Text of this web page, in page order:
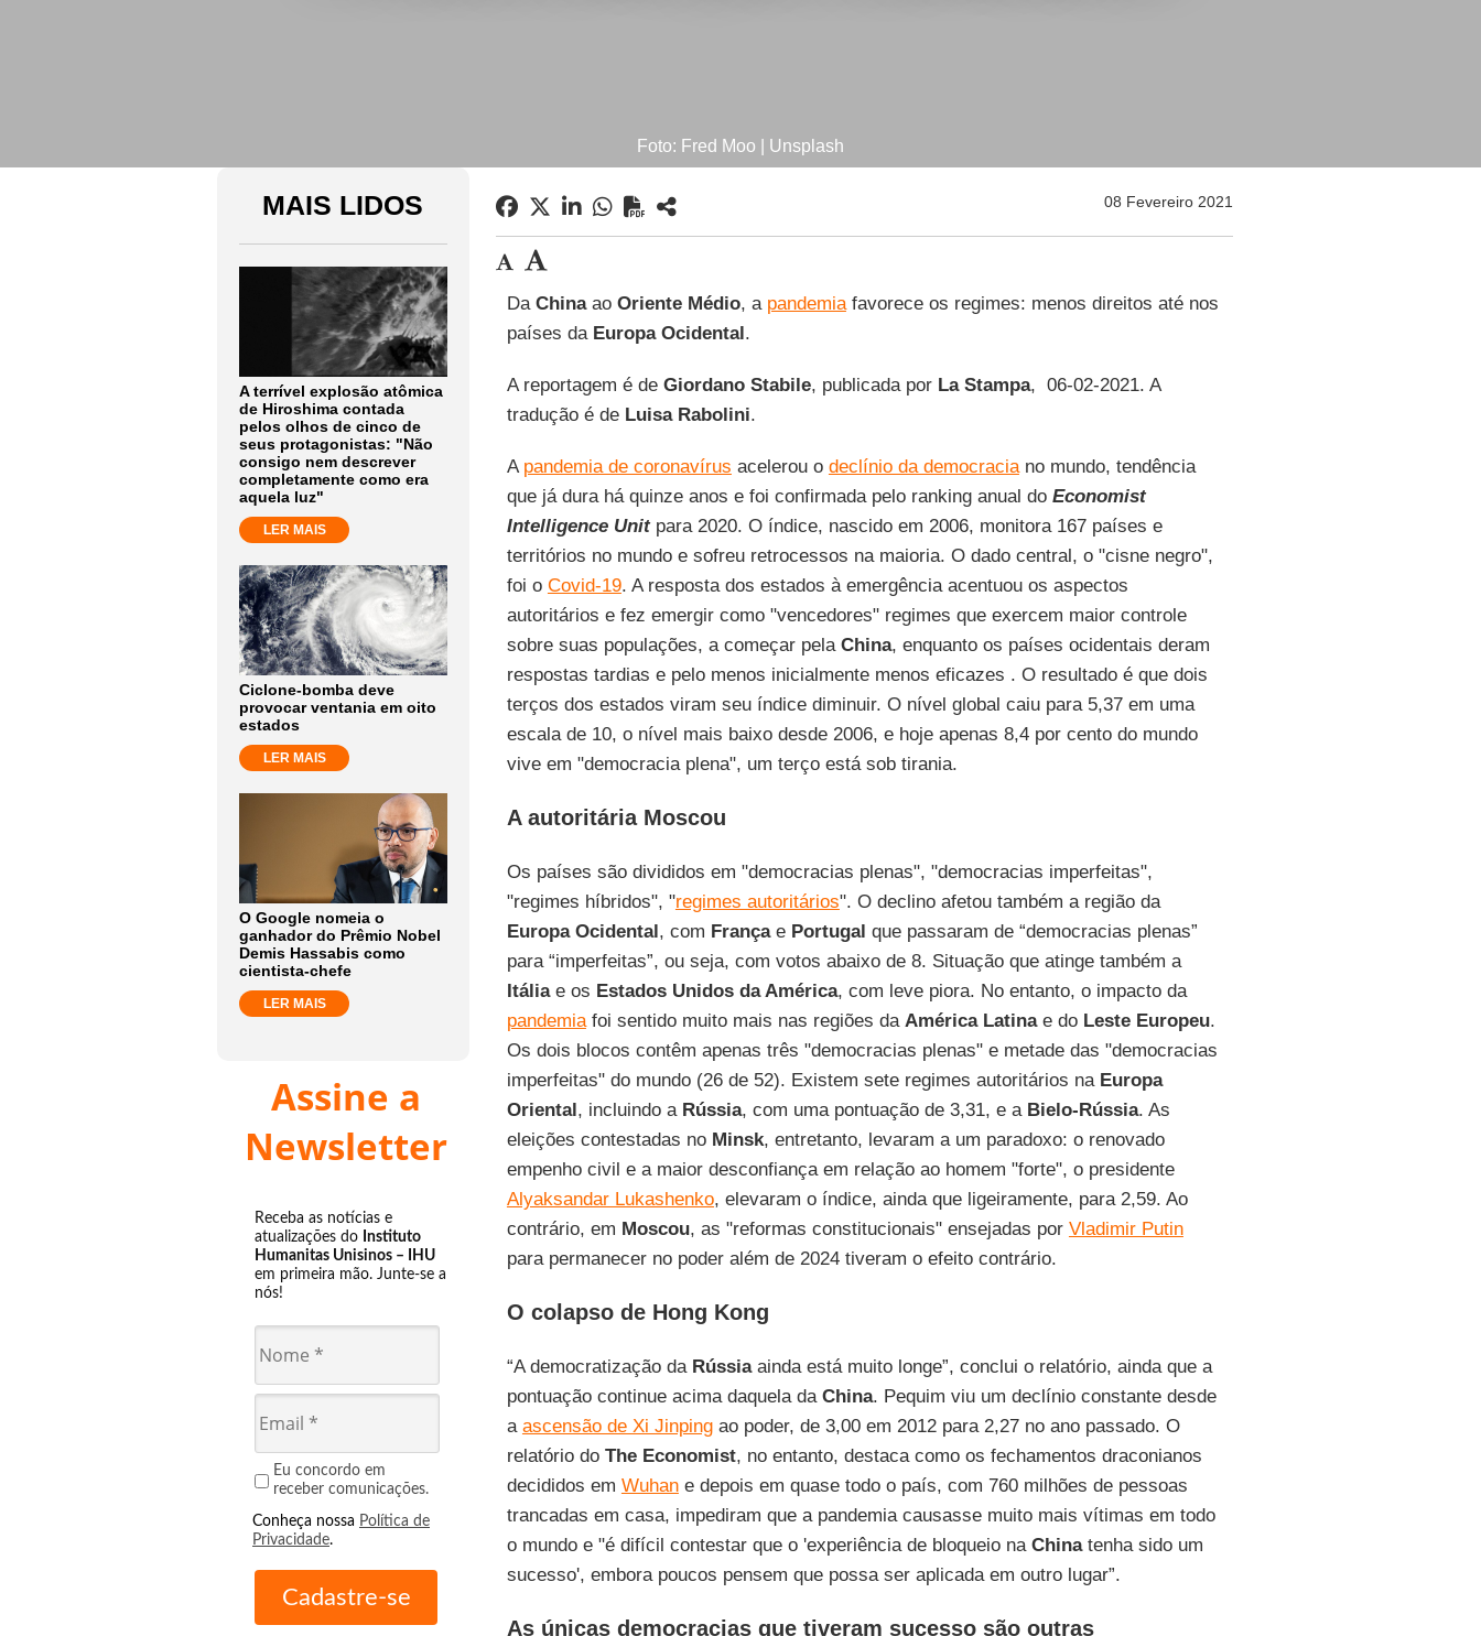
Foto: Fred Moo | Unsplash
MAIS LIDOS
A terrível explosão atômica
de Hiroshima contada
pelos olhos de cinco de
seus protagonistas: "Não
consigo nem descrever
completamente como era
aquela luz"
LER MAIS
Ciclone-bomba deve
provocar ventania em oito
estados
LER MAIS
O Google nomeia o
ganhador do Prêmio Nobel
Demis Hassabis como
cientista-chefe
LER MAIS
Assine a
Newsletter
Receba as notícias e
atualizações do Instituto
Humanitas Unisinos – IHU
em primeira mão. Junte-se a
nós!
Eu concordo em
receber comunicações.
Conheça nossa Política de
Privacidade.
08 Fevereiro 2021
Da Chinaao Oriente Médio, a pandemiafavorece os regimes: menos direitos até nos
países da Europa Ocidental.
A reportagem é de Giordano Stabile, publicada por La Stampa, 06-02-2021. A
tradução é de Luisa Rabolini.
A pandemia de coronavírus acelerou o declínio da democraciano mundo, tendência
que já dura há quinze anos e foi confirmada pelo ranking anual do Economist
Intelligence Unitpara 2020. O índice, nascido em 2006, monitora 167 países e
territórios no mundo e sofreu retrocessos na maioria. O dado central, o "cisne negro",
foi o Covid-19. A resposta dos estados à emergência acentuou os aspectos
autoritários e fez emergir como "vencedores" regimes que exercem maior controle
sobre suas populações, a começar pela China, enquanto os países ocidentais deram
respostas tardias e pelo menos inicialmente menos eficazes . O resultado é que dois
terços dos estados viram seu índice diminuir. O nível global caiu para 5,37 em uma
escala de 10, o nível mais baixo desde 2006, e hoje apenas 8,4 por cento do mundo
vive em "democracia plena", um terço está sob tirania.
A autoritária Moscou
Os países são divididos em "democracias plenas", "democracias imperfeitas",
"regimes híbridos", "regimes autoritários". O declino afetou também a região da
Europa Ocidental, com Françae Portugal que passaram de “democracias plenas”
para “imperfeitas”, ou seja, com votos abaixo de 8. Situação que atinge também a
Itáliae os Estados Unidos da América, com leve piora. No entanto, o impacto da
pandemiafoi sentido muito mais nas regiões da América Latinae do Leste Europeu.
Os dois blocos contêm apenas três "democracias plenas" e metade das "democracias
imperfeitas" do mundo (26 de 52). Existem sete regimes autoritários na Europa
Oriental, incluindo a Rússia, com uma pontuação de 3,31, e a Bielo-Rússia. As
eleições contestadas no Minsk, entretanto, levaram a um paradoxo: o renovado
empenho civil e a maior desconfiança em relação ao homem "forte", o presidente
Alyaksandar Lukashenko, elevaram o índice, ainda que ligeiramente, para 2,59. Ao
contrário, em Moscou, as "reformas constitucionais" ensejadas por Vladimir Putin
para permanecer no poder além de 2024 tiveram o efeito contrário.
O colapso de Hong Kong
“A democratização da Rússiaainda está muito longe”, conclui o relatório, ainda que a
pontuação continue acima daquela da China. Pequim viu um declínio constante desde
a ascensão de Xi Jinpingao poder, de 3,00 em 2012 para 2,27 no ano passado. O
relatório do The Economist, no entanto, destaca como os fechamentos draconianos
decididos em Wuhane depois em quase todo o país, com 760 milhões de pessoas
trancadas em casa, impediram que a pandemia causasse muito mais vítimas em todo
o mundo e "é difícil contestar que o 'experiência de bloqueio na Chinatenha sido um
sucesso', embora poucos pensem que possa ser aplicada em outro lugar”.
As únicas democracias que tiveram sucesso são outras